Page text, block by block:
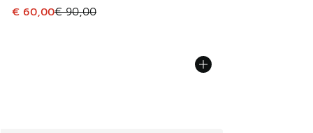
Dieser Artikel ist im Sale. Der Preis ist von € 90,00 auf €
€ 60,00€ 90,00